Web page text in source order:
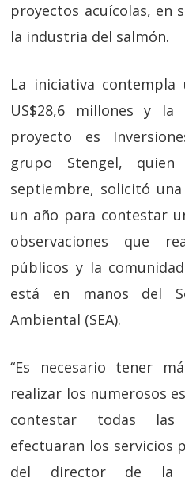
proyectos acuícolas, en
la industria del salmón.
La iniciativa
US$28,6 millones y
proyecto es
grupo Stengel,
septiembre, solicitó
un año para contestar
observaciones que
públicos y la
está en manos del
Ambiental (SEA).
“Es necesario tener
realizar los numerosos
contestar todas las
efectuaran los servicios
del director de la